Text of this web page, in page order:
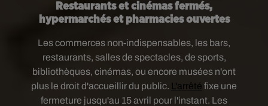
Restaurants et cinémas fermés,
hypermarchés et pharmacies ouvertes
Les commerces non-indispensables, les bars,
restaurants, salles de spectacles, de sports,
bibliothèques, cinémas, ou encore musées n'ont
plus le droit d'accueillir du public. L'arrêté fixe une
fermeture jusqu'au 15 avril pour l'instant. Les